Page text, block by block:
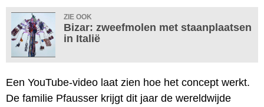
ZIE OOK
Bizar: zweefmolen met staanplaatsen
in Italië
Een YouTube-video laat zien hoe het concept werkt.
De familie Pfausser krijgt dit jaar de wereldwijde